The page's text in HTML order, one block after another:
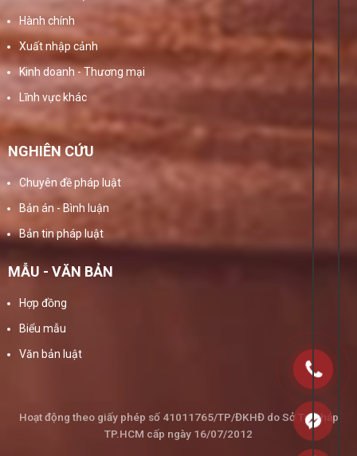
Hành chính
Xuất nhập cảnh
Kinh doanh - Thương mại
Lĩnh vực khác
NGHIÊN CỨU
Chuyên đề pháp luật
Bản án - Bình luận
Bản tin pháp luật
MẪU - VĂN BẢN
Hợp đồng
Biểu mẫu
Văn bản luật
Hoạt động theo giấy phép số 41011765/TP/ĐKHĐ do Sở Tư Pháp
TP.HCM cấp ngày 16/07/2012